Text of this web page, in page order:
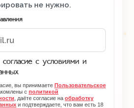
не нужно.
с условиями и
вы принимаете Пользовательское
с политикой
, даёте согласие на обработку
и подтверждаете, что вам есть 18